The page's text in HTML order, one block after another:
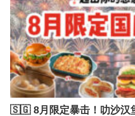
🇸🇬 8月限定暴击！叻沙汉